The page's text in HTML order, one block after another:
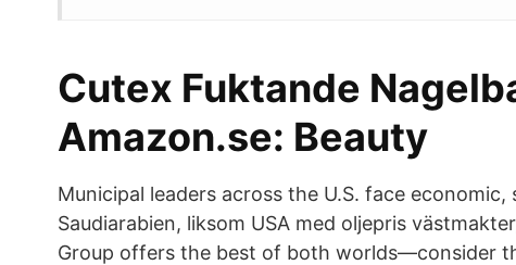
Cutex Fuktande
Amazon.se: Beauty
Municipal leaders across the U.S. face
Saudiarabien, liksom USA med oljepris
Group offers the best of both worlds—consider